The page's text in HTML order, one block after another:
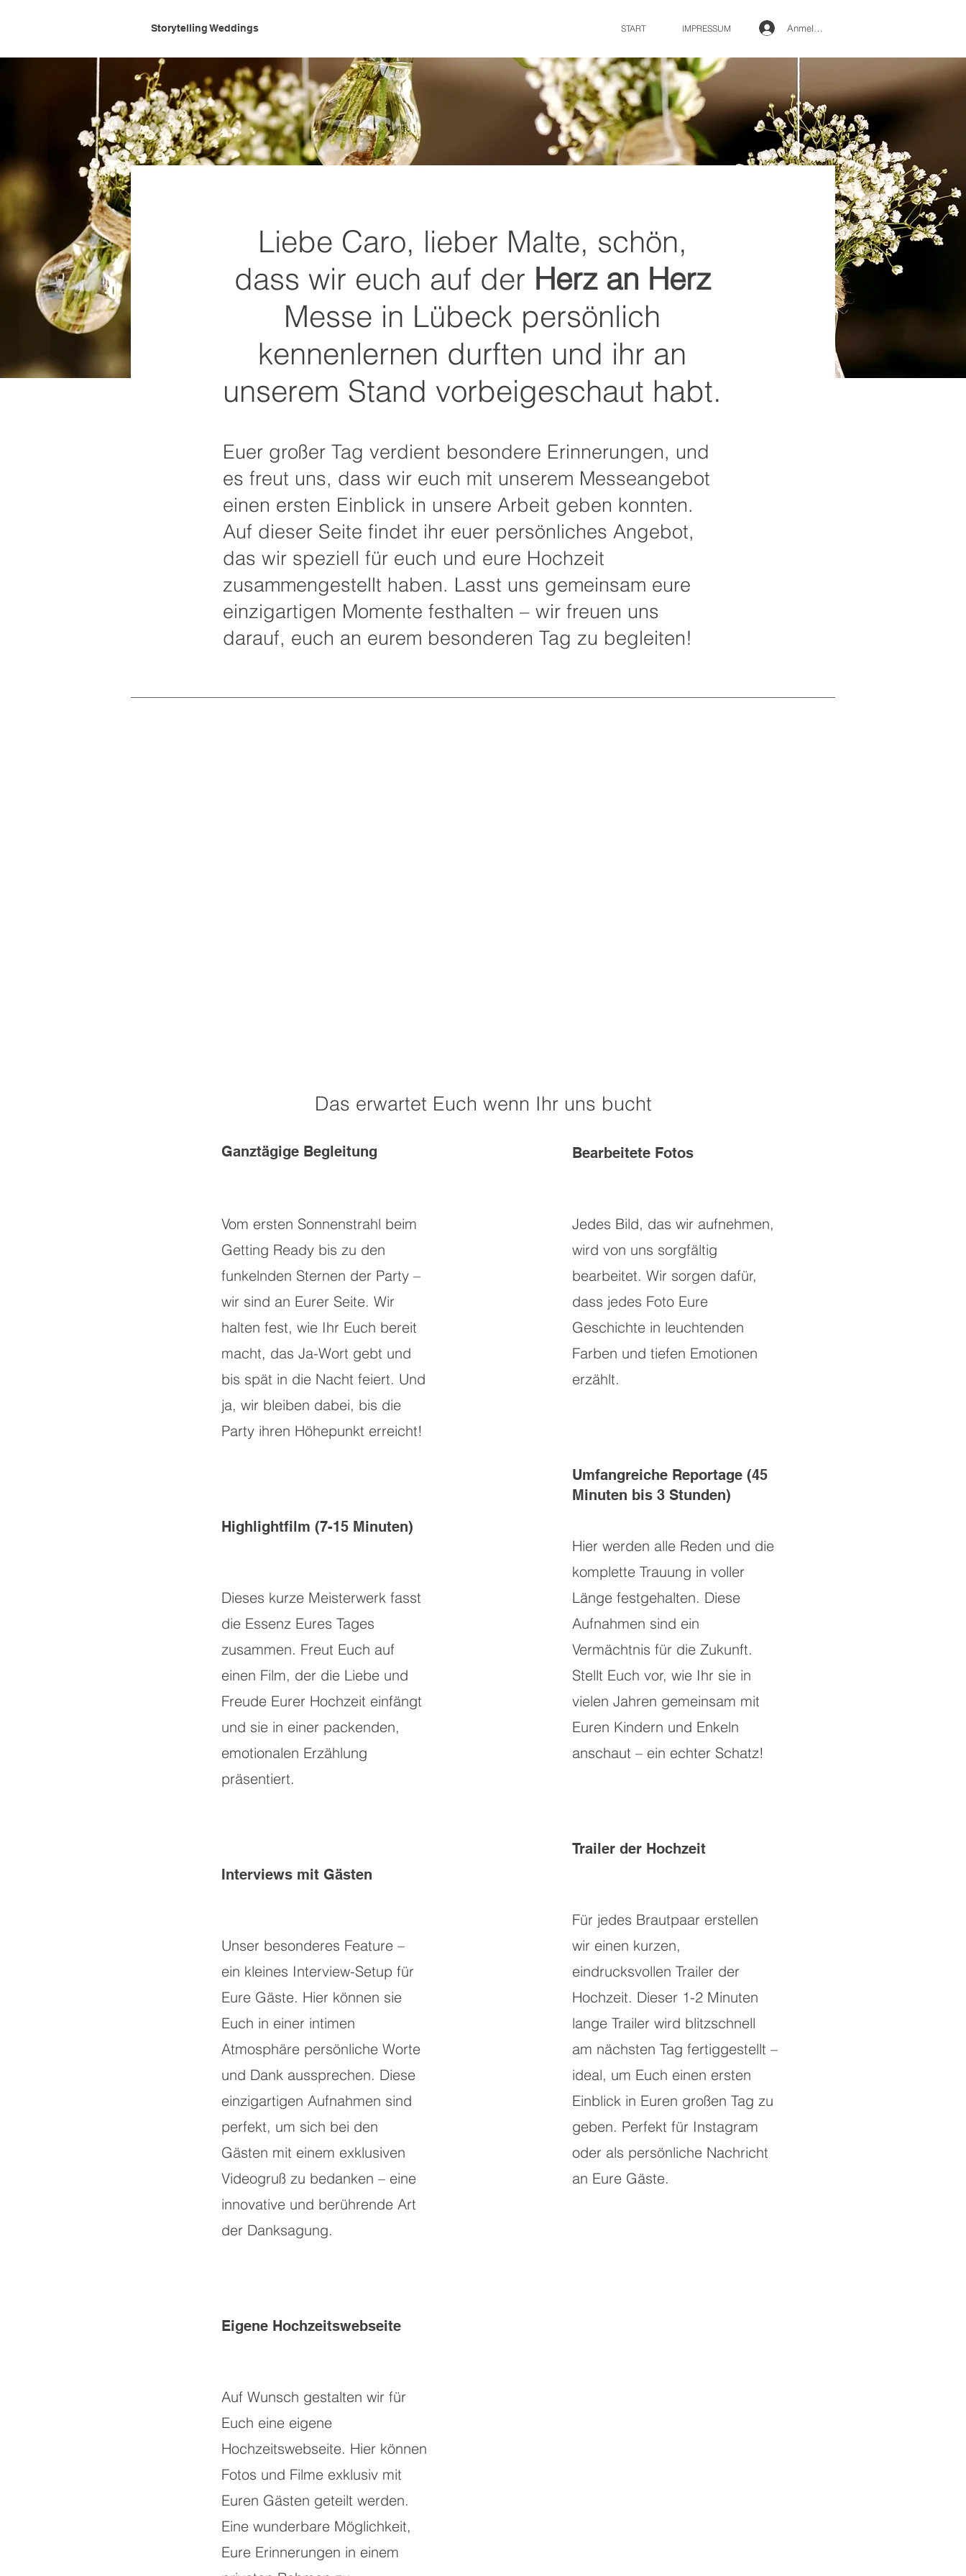
Storytelling Weddings START IMPRESSUM Anmelden
Liebe Caro, lieber Malte, schön,
dass wir euch auf der Herz an Herz
Messe in Lübeck persönlich
kennenlernen durften und ihr an
unserem Stand vorbeigeschaut habt.
Euer großer Tag verdient besondere Erinnerungen, und
es freut uns, dass wir euch mit unserem Messeangebot
einen ersten Einblick in unsere Arbeit geben konnten.
Auf dieser Seite findet ihr euer persönliches Angebot,
das wir speziell für euch und eure Hochzeit
zusammengestellt haben. Lasst uns gemeinsam eure
einzigartigen Momente festhalten – wir freuen uns
darauf, euch an eurem besonderen Tag zu begleiten!
Das erwartet Euch wenn Ihr uns bucht
Ganztägige Begleitung
Vom ersten Sonnenstrahl beim
Getting Ready bis zu den
funkelnden Sternen der Party –
wir sind an Eurer Seite. Wir
halten fest, wie Ihr Euch bereit
macht, das Ja-Wort gebt und
bis spät in die Nacht feiert. Und
ja, wir bleiben dabei, bis die
Party ihren Höhepunkt erreicht!
Highlightfilm (7-15 Minuten)
Dieses kurze Meisterwerk fasst
die Essenz Eures Tages
zusammen. Freut Euch auf
einen Film, der die Liebe und
Freude Eurer Hochzeit einfängt
und sie in einer packenden,
emotionalen Erzählung
präsentiert.
Interviews mit Gästen
Unser besonderes Feature –
ein kleines Interview-Setup für
Eure Gäste. Hier können sie
Euch in einer intimen
Atmosphäre persönliche Worte
und Dank aussprechen. Diese
einzigartigen Aufnahmen sind
perfekt, um sich bei den
Gästen mit einem exklusiven
Videogruß zu bedanken – eine
innovative und berührende Art
der Danksagung.
Eigene Hochzeitswebseite
Auf Wunsch gestalten wir für
Euch eine eigene
Hochzeitswebseite. Hier können
Fotos und Filme exklusiv mit
Euren Gästen geteilt werden.
Eine wunderbare Möglichkeit,
Eure Erinnerungen in einem
Bearbeitete Fotos
Jedes Bild, das wir aufnehmen,
wird von uns sorgfältig
bearbeitet. Wir sorgen dafür,
dass jedes Foto Eure
Geschichte in leuchtenden
Farben und tiefen Emotionen
erzählt.
Umfangreiche Reportage (45
Minuten bis 3 Stunden)
Hier werden alle Reden und die
komplette Trauung in voller
Länge festgehalten. Diese
Aufnahmen sind ein
Vermächtnis für die Zukunft.
Stellt Euch vor, wie Ihr sie in
vielen Jahren gemeinsam mit
Euren Kindern und Enkeln
anschaut – ein echter Schatz!
Trailer der Hochzeit
Für jedes Brautpaar erstellen
wir einen kurzen,
eindrucksvollen Trailer der
Hochzeit. Dieser 1-2 Minuten
lange Trailer wird blitzschnell
am nächsten Tag fertiggestellt –
ideal, um Euch einen ersten
Einblick in Euren großen Tag zu
geben. Perfekt für Instagram
oder als persönliche Nachricht
an Eure Gäste.